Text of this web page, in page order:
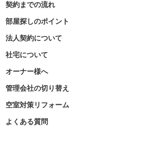
契約までの流れ
部屋探しのポイント
法人契約について
社宅について
オーナー様へ
管理会社の切り替え
空室対策リフォーム
よくある質問